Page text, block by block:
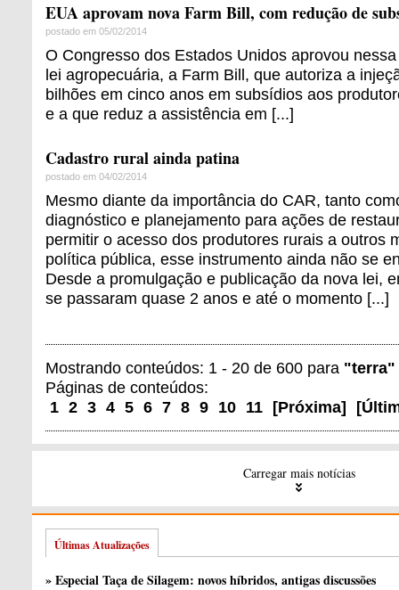
EUA aprovam nova Farm Bill, com redução de
postado em 05/02/2014
O Congresso dos Estados Unidos aprovou
lei agropecuária, a Farm Bill, que autoriza a
bilhões em cinco anos em subsídios aos
e a que reduz a assistência em [...]
Cadastro rural ainda patina
postado em 04/02/2014
Mesmo diante da importância do CAR, tanto
diagnóstico e planejamento para ações de
permitir o acesso dos produtores rurais a outros
política pública, esse instrumento ainda não se
Desde a promulgação e publicação da nova lei,
se passaram quase 2 anos e até o momento [...]
Mostrando conteúdos: 1 - 20 de 600 para "terra"
Páginas de conteúdos:
1 2 3 4 5 6 7 8 9 10 11 [Próxima] [
Carregar mais notícias
Últimas Atualizações
» Especial Taça de Silagem: novos híbridos, antigas discussões